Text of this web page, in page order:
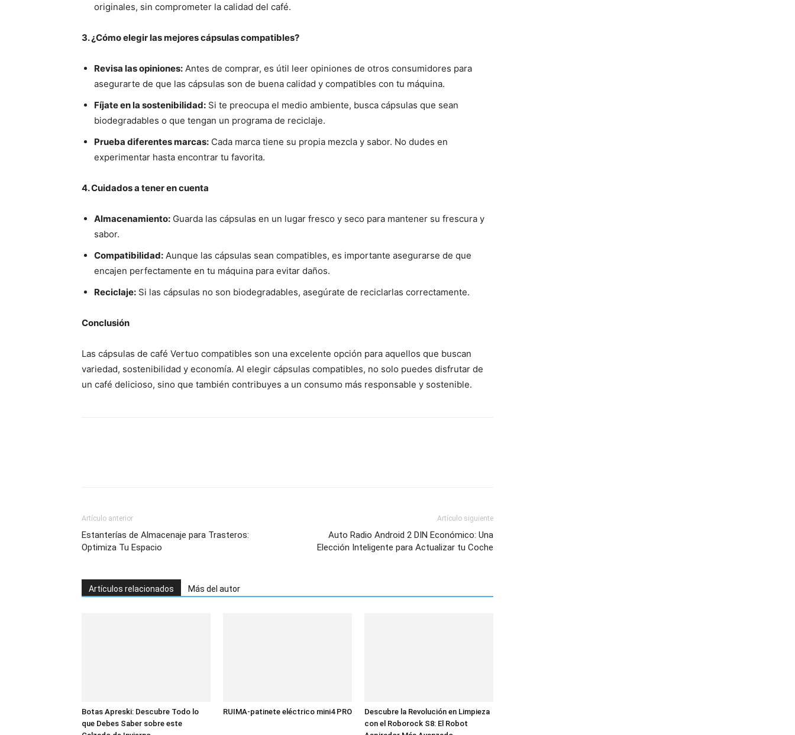
originales, sin comprometer la calidad del café.
3. ¿Cómo elegir las mejores cápsulas compatibles?
Revisa las opiniones: Antes de comprar, es útil leer opiniones de otros consumidores para
asegurarte de que las cápsulas son de buena calidad y compatibles con tu máquina.
Fíjate en la sostenibilidad: Si te preocupa el medio ambiente, busca cápsulas que sean
biodegradables o que tengan un programa de reciclaje.
Prueba diferentes marcas: Cada marca tiene su propia mezcla y sabor. No dudes en
experimentar hasta encontrar tu favorita.
4. Cuidados a tener en cuenta
Almacenamiento: Guarda las cápsulas en un lugar fresco y seco para mantener su frescura y
sabor.
Compatibilidad: Aunque las cápsulas sean compatibles, es importante asegurarse de que
encajen perfectamente en tu máquina para evitar daños.
Reciclaje: Si las cápsulas no son biodegradables, asegúrate de reciclarlas correctamente.
Conclusión
Las cápsulas de café Vertuo compatibles son una excelente opción para aquellos que buscan
variedad, sostenibilidad y economía. Al elegir cápsulas compatibles, no solo puedes disfrutar de
un café delicioso, sino que también contribuyes a un consumo más responsable y sostenible.
Artículo anterior
Estanterías de Almacenaje para Trasteros:
Optimiza Tu Espacio
Artículo siguiente
Auto Radio Android 2 DIN Económico: Una
Elección Inteligente para Actualizar tu Coche
Artículos relacionados Más del autor
Botas Apreski: Descubre Todo lo
que Debes Saber sobre este
RUIMA-patinete eléctrico mini4 PRO
Descubre la Revolución en Limpieza
con el Roborock S8: El Robot